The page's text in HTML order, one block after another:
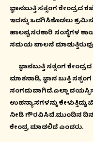
ಜ್ಞಾನಬುತ್ತಿ ಸತ್ಸಂಗ
ಇದನ್ನು ಒದಗಿಸಿಕೊಡಲು
ಹಾಲಪ್ಪ,ಸರಕಾರಿ ಸಂಸ್ಥೆಗಳ
ಸಮಯ ಪಾಲನೆ
ಜ್ಞಾನಬುತ್ತಿ ಸತ್ಸಂಗ
ಮಾತನಾಡಿ, ಜ್ಞಾನ ಬುತ್ತಿ
ಸಂಗಮವಾಗಿದೆ.ಎಲ್ಲಾ ವಯಸ್ಸಿನ
ಉಪನ್ಯಾಸಗಳನ್ನು
ನೀಡಿ ಗೌರವಿಸಿದೆ.ಮುಂದಿನ
ಕೇಂದ್ರ ಮಾಡಲಿದೆ ಎಂದರು.